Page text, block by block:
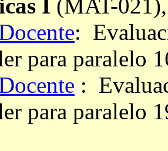
I (MAT-
:
para paralelo
:
para paralelo